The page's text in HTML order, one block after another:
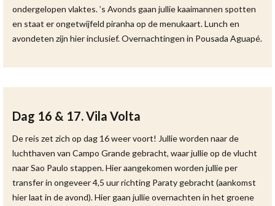
ondergelopen vlaktes. ’s Avonds gaan jullie kaaimannen spotten
en staat er ongetwijfeld piranha op de menukaart. Lunch en
avondeten zijn hier inclusief. Overnachtingen in Pousada Aguapé.
Dag 16 & 17. Vila Volta
De reis zet zich op dag 16 weer voort! Jullie worden naar de
luchthaven van Campo Grande gebracht, waar jullie op de vlucht
naar Sao Paulo stappen. Hier aangekomen worden jullie per
transfer in ongeveer 4,5 uur richting Paraty gebracht (aankomst
hier laat in de avond). Hier gaan jullie overnachten in het groene